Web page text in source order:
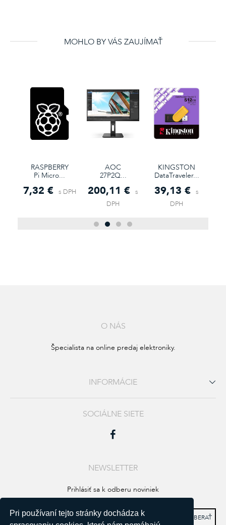
Pri používaní tejto stránky dochádza k
MOHLO BY VÁS ZAUJÍMAŤ
RASPBERRY
Pi Micro...
7,32 € s DPH
AOC
27P2Q...
200,11 € s
DPH
KINGSTON
DataTraveler...
39,13 € s
DPH
O NÁS
Špecialista na online predaj elektroniky.
INFORMÁCIE
SOCIÁLNE SIETE
NEWSLETTER
Prihlásiť sa k odberu noviniek